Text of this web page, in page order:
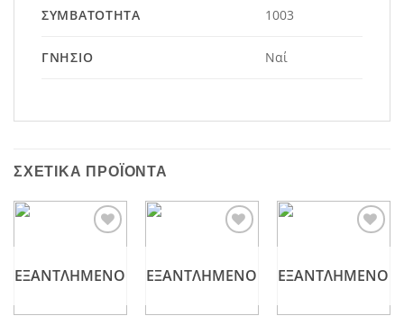
ΣΥΜΒΑΤΌΤΗΤΑ 1003
ΓΝΉΣΙΟ Ναί
ΣΧΕΤΙΚΆ ΠΡΟΪΌΝΤΑ
ΕΞΑΝΤΛΗΜΈΝΟ ΕΞΑΝΤΛΗΜΈΝΟ ΕΞΑΝΤΛΗΜΈΝΟ